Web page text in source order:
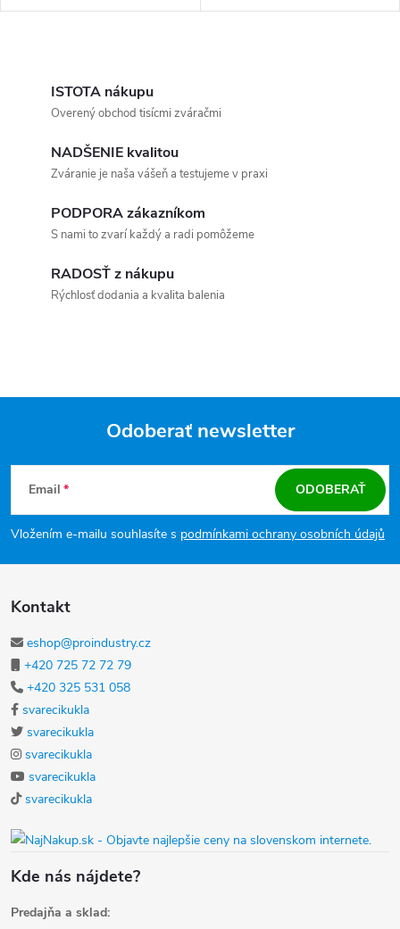
ISTOTA nákupu
Overený obchod tisícmi zváračmi
NADŠENIE kvalitou
Zváranie je naša vášeň a testujeme v praxi
PODPORA zákazníkom
S nami to zvarí každý a radi pomôžeme
RADOSŤ z nákupu
Rýchlosť dodania a kvalita balenia
Zápätie
Odoberať newsletter
Email
Vložením e-mailu souhlasíte s podmínkami ochrany osobních údajů
ODOBERAŤ
Kontakt
eshop@proindustry.cz
+420 725 72 72 79
+420 325 531 058
svarecikukla
svarecikukla
svarecikukla
svarecikukla
svarecikukla
Kde nás nájdete?
Predajňa a sklad: